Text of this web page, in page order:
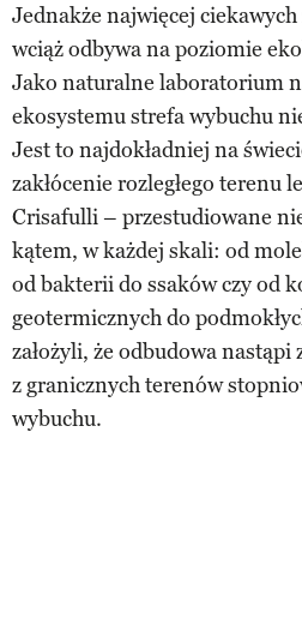
Jednakże najwięcej
wciąż odbywa na poziomie
Jako naturalne laboratorium
ekosystemu strefa wybuchu
Jest to najdokładniej na
zakłócenie rozległego terenu
Crisafulli – przestudiowane
kątem, w każdej skali: od
od bakterii do ssaków czy od
geotermicznych do
założyli, że odbudowa
z granicznych terenów
wybuchu.